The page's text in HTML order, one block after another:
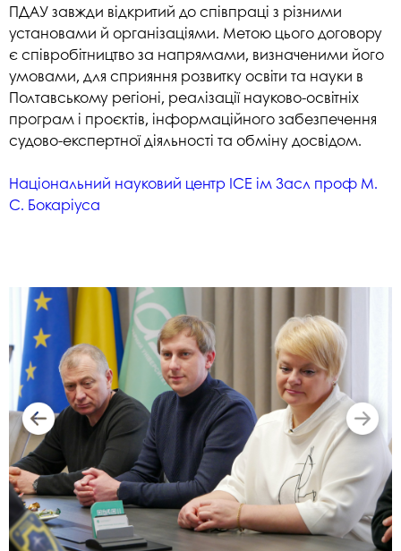
ПДАУ завжди відкритий до співпраці з різними
установами й організаціями. Метою цього договору
є співробітництво за напрямами, визначеними його
умовами, для сприяння розвитку освіти та науки в
Полтавському регіоні, реалізації науково-освітніх
програм і проєктів, інформаційного забезпечення
судово-експертної діяльності та обміну досвідом.
Національний науковий центр ICE ім Засл проф М.
С. Бокаріуса